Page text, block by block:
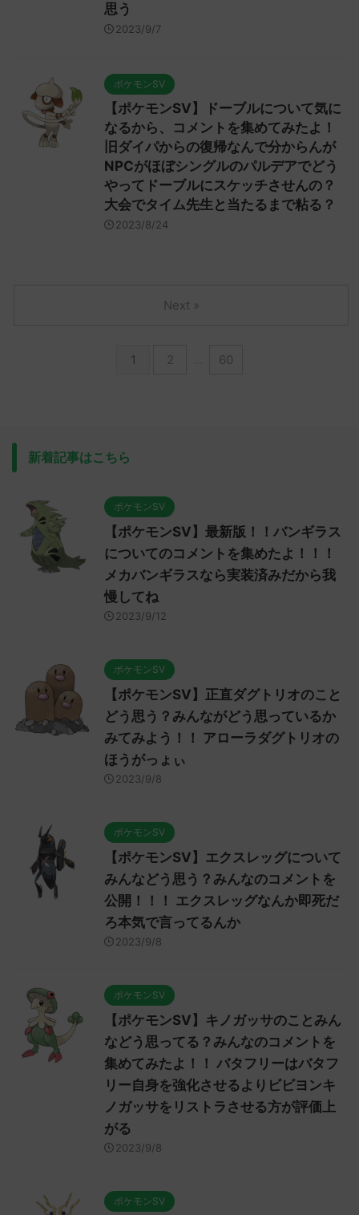
思う
2023/9/7
ポケモンSV
【ポケモンSV】ドーブルについて気に
なるから、コメントを集めてみたよ！
旧ダイパからの復帰なんで分からんが
NPCがほぼシングルのパルデアでどう
やってドーブルにスケッチさせんの？
大会でタイム先生と当たるまで粘る？
2023/8/24
1 2 60
Next »
新着記事はこちら
ポケモンSV
【ポケモンSV】最新版！！バンギラス
についてのコメントを集めたよ！！！
メカバンギラスなら実装済みだから我
慢してね
2023/9/12
ポケモンSV
【ポケモンSV】正直ダグトリオのこと
どう思う？みんながどう思っているか
みてみよう！！ アローラダグトリオの
ほうがっょぃ
2023/9/8
ポケモンSV
【ポケモンSV】エクスレッグについて
みんなどう思う？みんなのコメントを
公開！！！ エクスレッグなんか即死だ
ろ本気で言ってるんか
2023/9/8
ポケモンSV
【ポケモンSV】キノガッサのことみん
などう思ってる？みんなのコメントを
集めてみたよ！！ バタフリーはバタフ
リー自身を強化させるよりビビヨンキ
ノガッサをリストラさせる方が評価上
がる
2023/9/8
ポケモンSV